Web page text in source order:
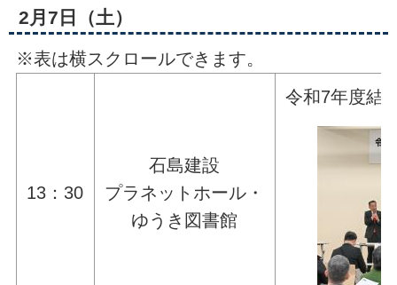
2月7日（土）
※表は横スクロールできます。
13：30
石島建設
プラネットホール・
ゆうき図書館
令和7年度結